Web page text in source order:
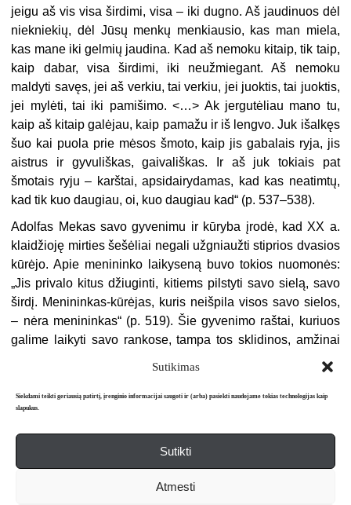
Sutikimas
Siekdami teikti geriausią patirtį, įrenginio informacijai saugoti ir (arba) pasiekti naudojame tokias technologijas kaip
slapukus.
Sutikti
Atmesti
jeigu aš vis visa širdimi, visa – iki dugno. Aš jaudinuos dėl
niekniekių, dėl Jūsų menkų menkiausio, kas man miela,
kas mane iki gelmių jaudina. Kad aš nemoku kitaip, tik taip,
kaip dabar, visa širdimi, iki neužmiegant. Aš nemoku
maldyti savęs, jei aš verkiu, tai verkiu, jei juoktis, tai juoktis,
jei mylėti, tai iki pamišimo. <…> Ak jergutėliau mano tu,
kaip aš kitaip galėjau, kaip pamažu ir iš lengvo. Juk išalkęs
šuo kai puola prie mėsos šmoto, kaip jis gabalais ryja, jis
aistrus ir gyvuliškas, gaivališkas. Ir aš juk tokiais pat
šmotais ryju – karštai, apsidairydamas, kad kas neatimtų,
kad tik kuo daugiau, oi, kuo daugiau kad“ (p. 537–538).
Adolfas Mekas savo gyvenimu ir kūryba įrodė, kad XX a.
klaidžioję mirties šešėliai negali užgniaužti stiprios dvasios
kūrėjo. Apie menininko laikyseną buvo tokios nuomonės:
„Jis privalo kitus džiuginti, kitiems pilstyti savo sielą, savo
širdį. Menininkas-kūrėjas, kuris neišpila visos savo sielos,
– nėra menininkas“ (p. 519). Šie gyvenimo raštai, kuriuos
galime laikyti savo rankose, tampa tos sklidinos, amžinai
Apie mus Redakcija Prenumerata